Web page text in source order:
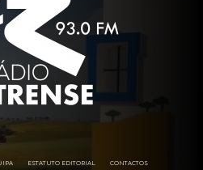
ESTATUTO EDITORIAL CONTACTOS